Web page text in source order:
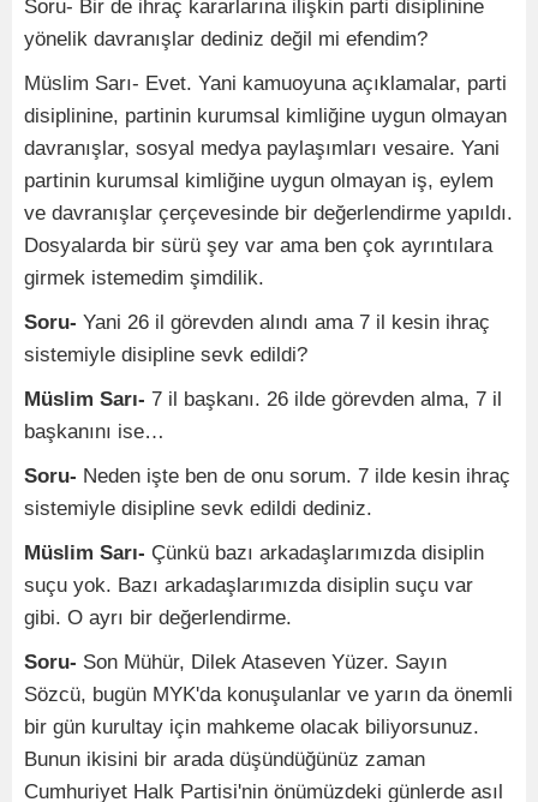
Soru- Bir de ihraç kararlarına ilişkin parti disiplinine
yönelik davranışlar dediniz değil mi efendim?
Müslim Sarı- Evet. Yani kamuoyuna açıklamalar, parti
disiplinine, partinin kurumsal kimliğine uygun olmayan
davranışlar, sosyal medya paylaşımları vesaire. Yani
partinin kurumsal kimliğine uygun olmayan iş, eylem
ve davranışlar çerçevesinde bir değerlendirme yapıldı.
Dosyalarda bir sürü şey var ama ben çok ayrıntılara
girmek istemedim şimdilik.
Soru- Yani 26 il görevden alındı ama 7 il kesin ihraç
sistemiyle disipline sevk edildi?
Müslim Sarı- 7 il başkanı. 26 ilde görevden alma, 7 il
başkanını ise…
Soru- Neden işte ben de onu sorum. 7 ilde kesin ihraç
sistemiyle disipline sevk edildi dediniz.
Müslim Sarı- Çünkü bazı arkadaşlarımızda disiplin
suçu yok. Bazı arkadaşlarımızda disiplin suçu var
gibi. O ayrı bir değerlendirme.
Soru- Son Mühür, Dilek Ataseven Yüzer. Sayın
Sözcü, bugün MYK'da konuşulanlar ve yarın da önemli
bir gün kurultay için mahkeme olacak biliyorsunuz.
Bunun ikisini bir arada düşündüğünüz zaman
Cumhuriyet Halk Partisi'nin önümüzdeki günlerde asıl